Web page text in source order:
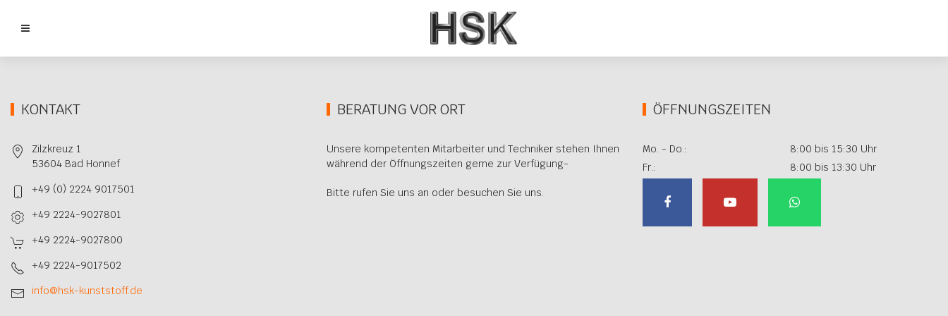
KONTAKT
Zilzkreuz 1
53604 Bad Honnef
+49 (0) 2224 9017501
+49 2224-9027801
+49 2224-9027800
+49 2224-9017502
info@hsk-kunststoff.de
BERATUNG VOR ORT
Unsere kompetenten Mitarbeiter und Techniker stehen Ihnen
während der Öffnungszeiten gerne zur Verfügung-
Bitte rufen Sie uns an oder besuchen Sie uns.
ÖFFNUNGSZEITEN
Mo. - Do.:
8:00 bis 15:30 Uhr
Fr.:
8:00 bis 13:30 Uhr